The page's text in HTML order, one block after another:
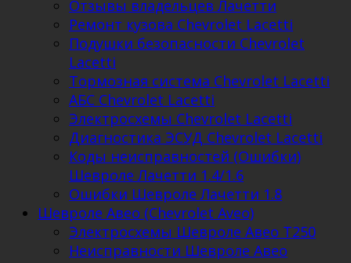
Отзывы владельцев Лачетти
Ремонт кузова Chevrolet Lacetti
Подушки безопасности Chevrolet
Lacetti
Тормозная система Chevrolet Lacetti
АБС Chevrolet Lacetti
Электросхемы Chevrolet Lacetti
Диагностика ЭСУД Chevrolet Lacetti
Коды неисправностей (Ошибки)
Шевроле Лачетти 1.4/1.6
Ошибки Шевроле Лачетти 1.8
Шевроле Авео (Chevrolet Aveo)
Электросхемы Шевроле Авео Т250
Неисправности Шевроле Авео